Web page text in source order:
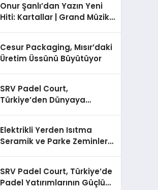
Onur Şanlı’dan Yazın Yeni
Hiti: Kartallar | Grand Müzik
Cesur Packaging, Mısır’daki
Üretim Üssünü Büyütüyor
SRV Padel Court,
Türkiye’den Dünyaya
Elektrikli Yerden Isıtma
Seramik ve Parke Zeminler
SRV Padel Court, Türkiye’de
Padel Yatırımlarının Güçlü